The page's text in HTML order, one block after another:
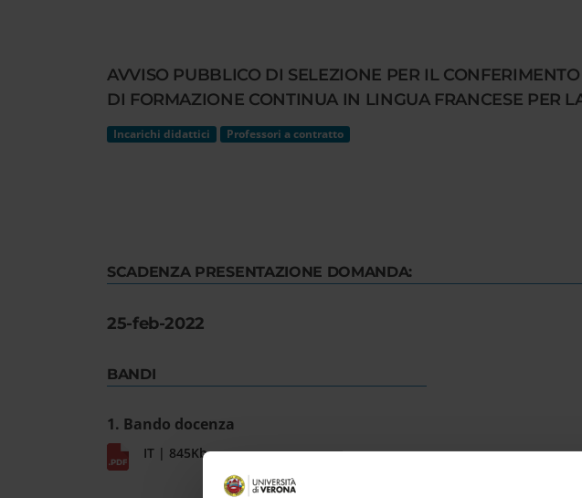
AVVISO PUBBLICO DI SELEZIONE PER IL
DI FORMAZIONE CONTINUA IN LINGUA FRANCESE PER
Incarichi didattici Professori a contratto
SCADENZA PRESENTAZIONE DOMANDA:
25-feb-2022
BANDI
1. Bando docenza
IT | 845Kb